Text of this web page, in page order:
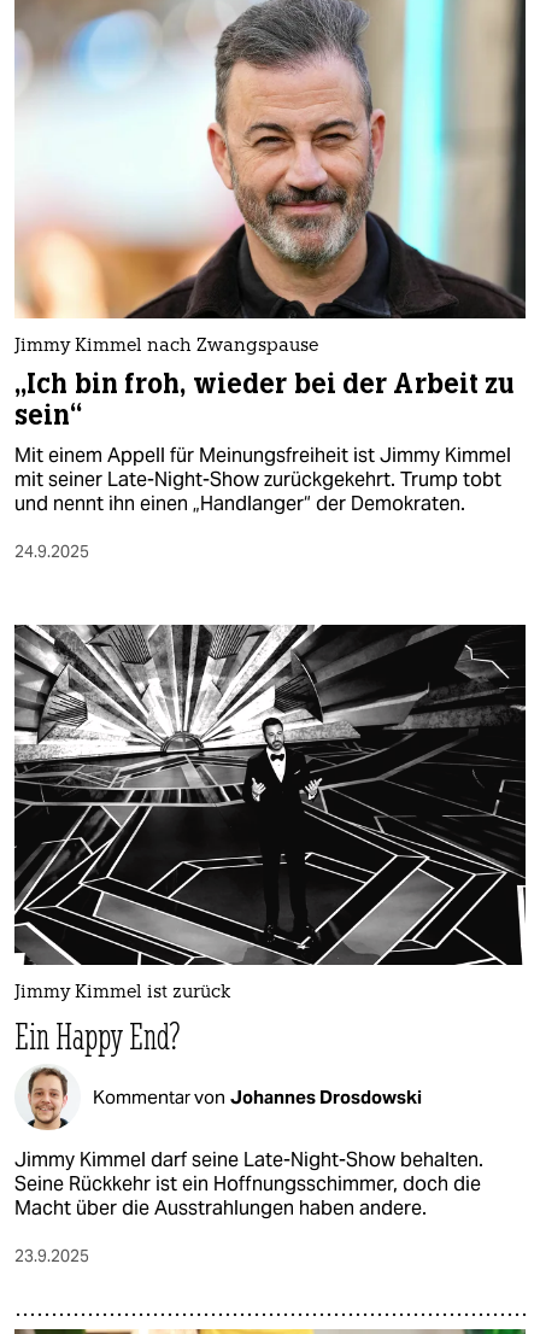
Jimmy Kimmel nach Zwangspause
„Ich bin froh, wieder bei der Arbeit zu
sein“
Mit einem Appell für Meinungsfreiheit ist Jimmy Kimmel
mit seiner Late-Night-Show zurückgekehrt. Trump tobt
und nennt ihn einen „Handlanger“ der Demokraten.
24.9.2025
Jimmy Kimmel ist zurück
Ein Happy End?
Kommentar von Johannes Drosdowski
Jimmy Kimmel darf seine Late-Night-Show behalten.
Seine Rückkehr ist ein Hoffnungsschimmer, doch die
Macht über die Ausstrahlungen haben andere.
23.9.2025